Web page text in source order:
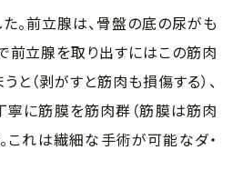
。前立腺は、骨盤の底の尿がも
前立腺を取り出すにはこの筋肉
（剥がすと筋肉も損傷する）、
寧に筋膜を筋肉群（筋膜は筋肉
これは繊細な手術が可能なダ・